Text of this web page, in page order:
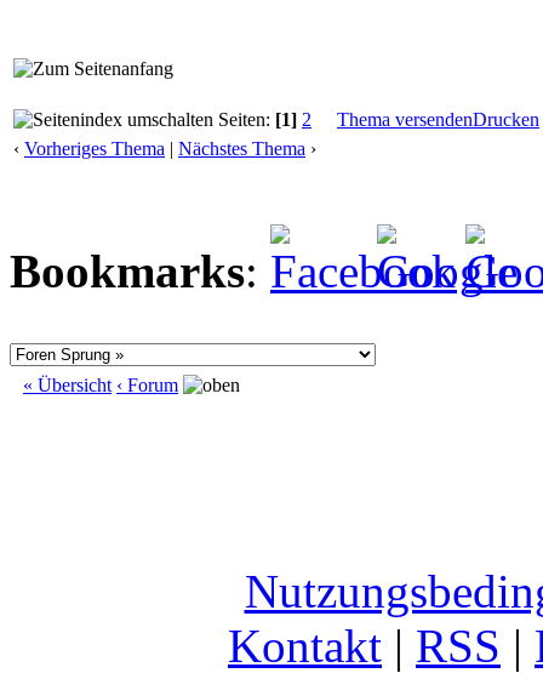
Seiten: [1] 2 Thema versendenDrucken
‹ Vorheriges Thema | Nächstes Thema ›
Bookmarks:
« Übersicht ‹ Forum
Kontakt | RSS |